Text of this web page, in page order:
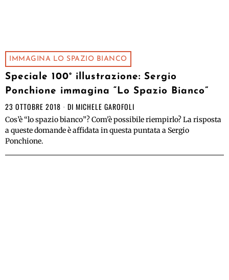
IMMAGINA LO SPAZIO BIANCO
Speciale 100° illustrazione: Sergio
Ponchione immagina “Lo Spazio Bianco”
23 OTTOBRE 2018 DI MICHELE GAROFOLI
Cos’è “lo spazio bianco”? Com'è possibile riempirlo? La risposta
a queste domande è affidata in questa puntata a Sergio
Ponchione.